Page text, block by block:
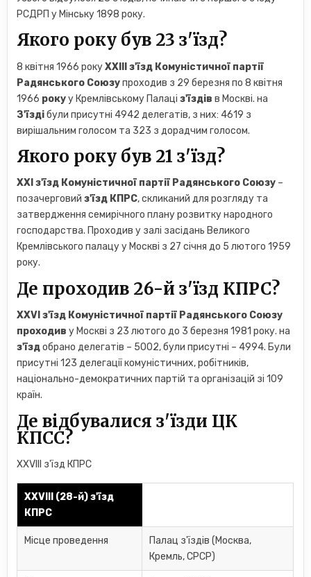
РСДРП у Мінську 1898 року.
Якого року був 23 з'їзд?
8 квітня 1966 рокуXXIII з'їзд Комуністичної партії
Радянського Союзупроходив з 29 березня по 8 квітня
1966 рокуу Кремлівському Палаціз'їздів в Москві. на
З'їздібули присутні 4942 делегатів, з них: 4619 з
вирішальним голосом та 323 з дорадчим голосом.
Якого року був 21 з'їзд?
XXI з'їзд Комуністичної партії Радянського Союзу –
позачерговийз'їзд КПРС, скликаний для розгляду та
затвердження семирічного плану розвитку народного
господарства. Проходив у залі засідань Великого
Кремлівського палацу у Москві з 27 січня до 5 лютого 1959
року.
Де проходив 26-й з'їзд КПРС?
XXVI з'їзд Комуністичної партії Радянського Союзу
проходив у Москві з 23 лютого до 3 березня 1981 року. на
з'їздобрано делегатів – 5002, були присутні – 4994. Були
присутні 123 делегації комуністичних, робітників,
національно-демократичних партій та організацій зі 109
країн.
Де відбувалися з'їзди ЦК
КПСС?
XXVIII з'їзд КПРС
XXVIII (28-й) з'їзд
КПРС
Місце проведення
Палац з'їздів (Москва,
Кремль, СРСР)